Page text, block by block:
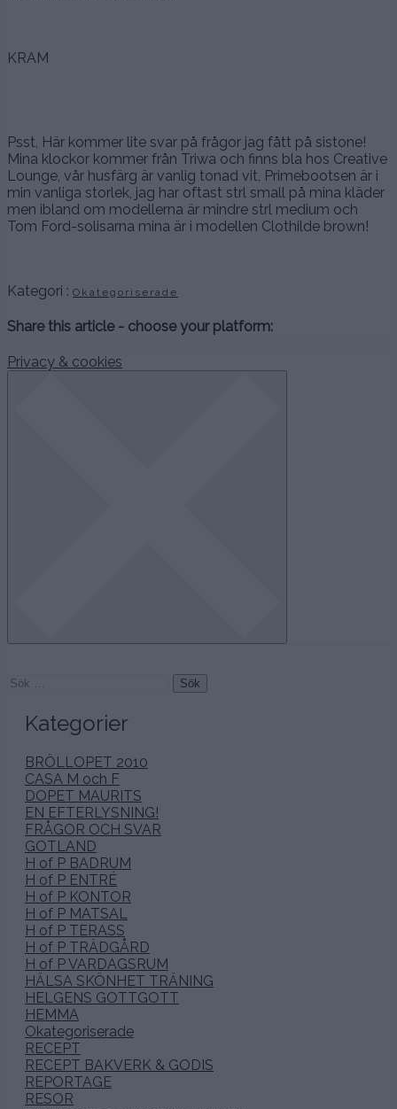
KRAM
Psst, Här kommer lite svar på frågor jag fått på sistone!
Mina klockor kommer från Triwa och finns bla hos Creative
Lounge, vår husfärg är vanlig tonad vit, Primebootsen är i
min vanliga storlek, jag har oftast strl small på mina kläder
men ibland om modellerna är mindre strl medium och
Tom Ford-solisarna mina är i modellen Clothilde brown!
Kategori : Okategoriserade
Share this article - choose your platform:
Privacy & cookies
Sök
Kategorier
BRÖLLOPET 2010
CASA M och F
DOPET MAURITS
EN EFTERLYSNING!
FRÅGOR OCH SVAR
GOTLAND
H of P BADRUM
H of P ENTRÉ
H of P KONTOR
H of P MATSAL
H of P TERASS
H of P TRÄDGÅRD
H of P VARDAGSRUM
HÄLSA SKÖNHET TRÄNING
HELGENS GOTTGOTT
HEMMA
Okategoriserade
RECEPT
RECEPT BAKVERK & GODIS
REPORTAGE
RESOR